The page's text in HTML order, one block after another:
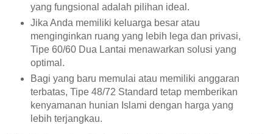
yang fungsional adalah pilihan ideal.
Jika Anda memiliki keluarga besar atau
menginginkan ruang yang lebih lega dan privasi,
Tipe 60/60 Dua Lantai menawarkan solusi yang
optimal.
Bagi yang baru memulai atau memiliki anggaran
terbatas, Tipe 48/72 Standard tetap memberikan
kenyamanan hunian Islami dengan harga yang
lebih terjangkau.